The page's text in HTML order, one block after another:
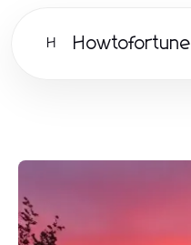
H Howtofortune